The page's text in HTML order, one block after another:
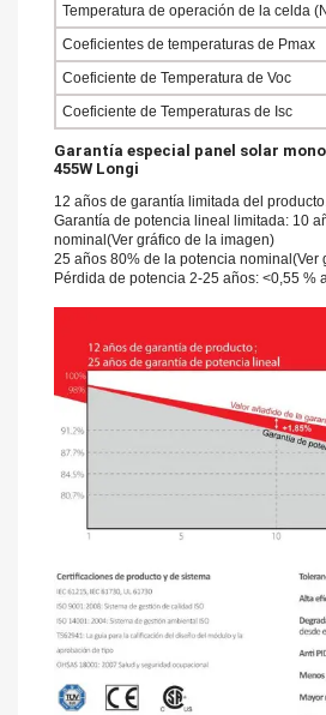
Temperatura de operación de la celda
Coeficientes de temperaturas de Pmax
Coeficiente de Temperatura de Voc
Coeficiente de Temperaturas de Isc
Garantía especial panel solar
455W Longi
12 años de garantía limitada del
Garantía de potencia lineal limitada: 10
nominal(Ver gráfico de la imagen)
25 años 80% de la potencia nominal(Ver
Pérdida de potencia 2-25 años: <0,55 %